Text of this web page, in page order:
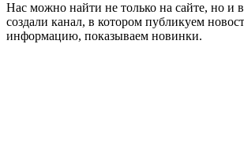
Нас можно найти не только на сайте, но и
создали канал, в котором публикуем
информацию, показываем новинки.